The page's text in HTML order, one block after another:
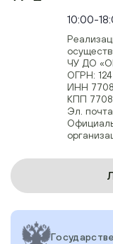
10:00-
ЧУ ДО
ОГРН:
ИНН
КПП
Эл.